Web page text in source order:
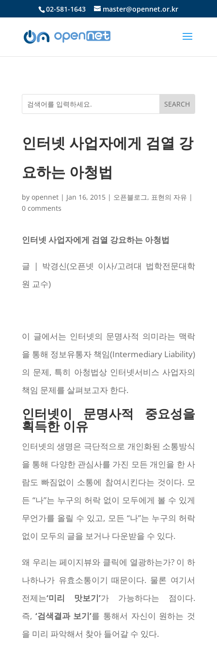
02-581-1643 master@opennet.or.kr
인터넷 사업자에게 검열 강
요하는 아청법
by opennet| Jan 16, 2015| 오픈블로그, 표현의 자유 |
0 comments
인터넷 사업자에게 검열 강요하는 아청법
글 | 박경신(오픈넷 이사/고려대 법학전문대학
원 교수)
이 글에서는 인터넷의 문명사적 의미라는 맥락
을 통해 정보유통자 책임(Intermediary Liability)
의 문제, 특히 아청법상 인터넷서비스 사업자의
책임 문제를 살펴보고자 한다.
인터넷이 문명사적 중요성을
획득한 이유
인터넷의 생명은 극단적으로 개인화된 소통방식
을 통해 다양한 관심사를 가진 모든 개인을 한 사
람도 빠짐없이 소통에 참여시킨다는 것이다. 모
든 “나”는 누구의 허락 없이 모두에게 볼 수 있게
무언가를 올릴 수 있고, 모든 “나”는 누구의 허락
없이 모두의 글을 보거나 다운받을 수 있다.
왜 우리는 페이지뷰와 클릭에 열광하는가? 이 하
나하나가 유효소통이기 때문이다. 물론 여기서
전제는‘미리 맛보기’가 가능하다는 점이다.
즉, ‘검색결과 보기’를 통해서 자신이 원하는 것
을 미리 파악해서 찾아 들어갈 수 있다.